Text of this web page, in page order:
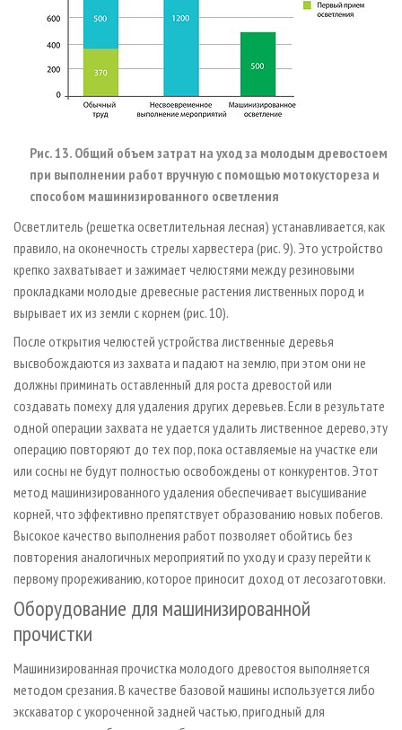
Рис. 13. Общий объем затрат на уход за молодым древостоем
при выполнении работ вручную с помощью мотокустореза и
способом машинизированного осветления
Осветлитель (решетка осветлительная лесная) устанавливается, как
правило, на оконечность стрелы харвестера (рис. 9). Это устройство
крепко захватывает и зажимает челюстями между резиновыми
прокладками молодые древесные растения лиственных пород и
вырывает их из земли с корнем (рис. 10).
После открытия челюстей устройства лиственные деревья
высвобождаются из захвата и падают на землю, при этом они не
должны приминать оставленный для роста древостой или
создавать помеху для удаления других деревьев. Если в результате
одной операции захвата не удается удалить лиственное дерево, эту
операцию повторяют до тех пор, пока оставляемые на участке ели
или сосны не будут полностью освобождены от конкурентов. Этот
метод машинизированного удаления обеспечивает высушивание
корней, что эффективно препятствует образованию новых побегов.
Высокое качество выполнения работ позволяет обойтись без
повторения аналогичных мероприятий по уходу и сразу перейти к
первому прореживанию, которое приносит доход от лесозаготовки.
Оборудование для машинизированной
прочистки
Машинизированная прочистка молодого древостоя выполняется
методом срезания. В качестве базовой машины используется либо
экскаватор с укороченной задней частью, пригодный для